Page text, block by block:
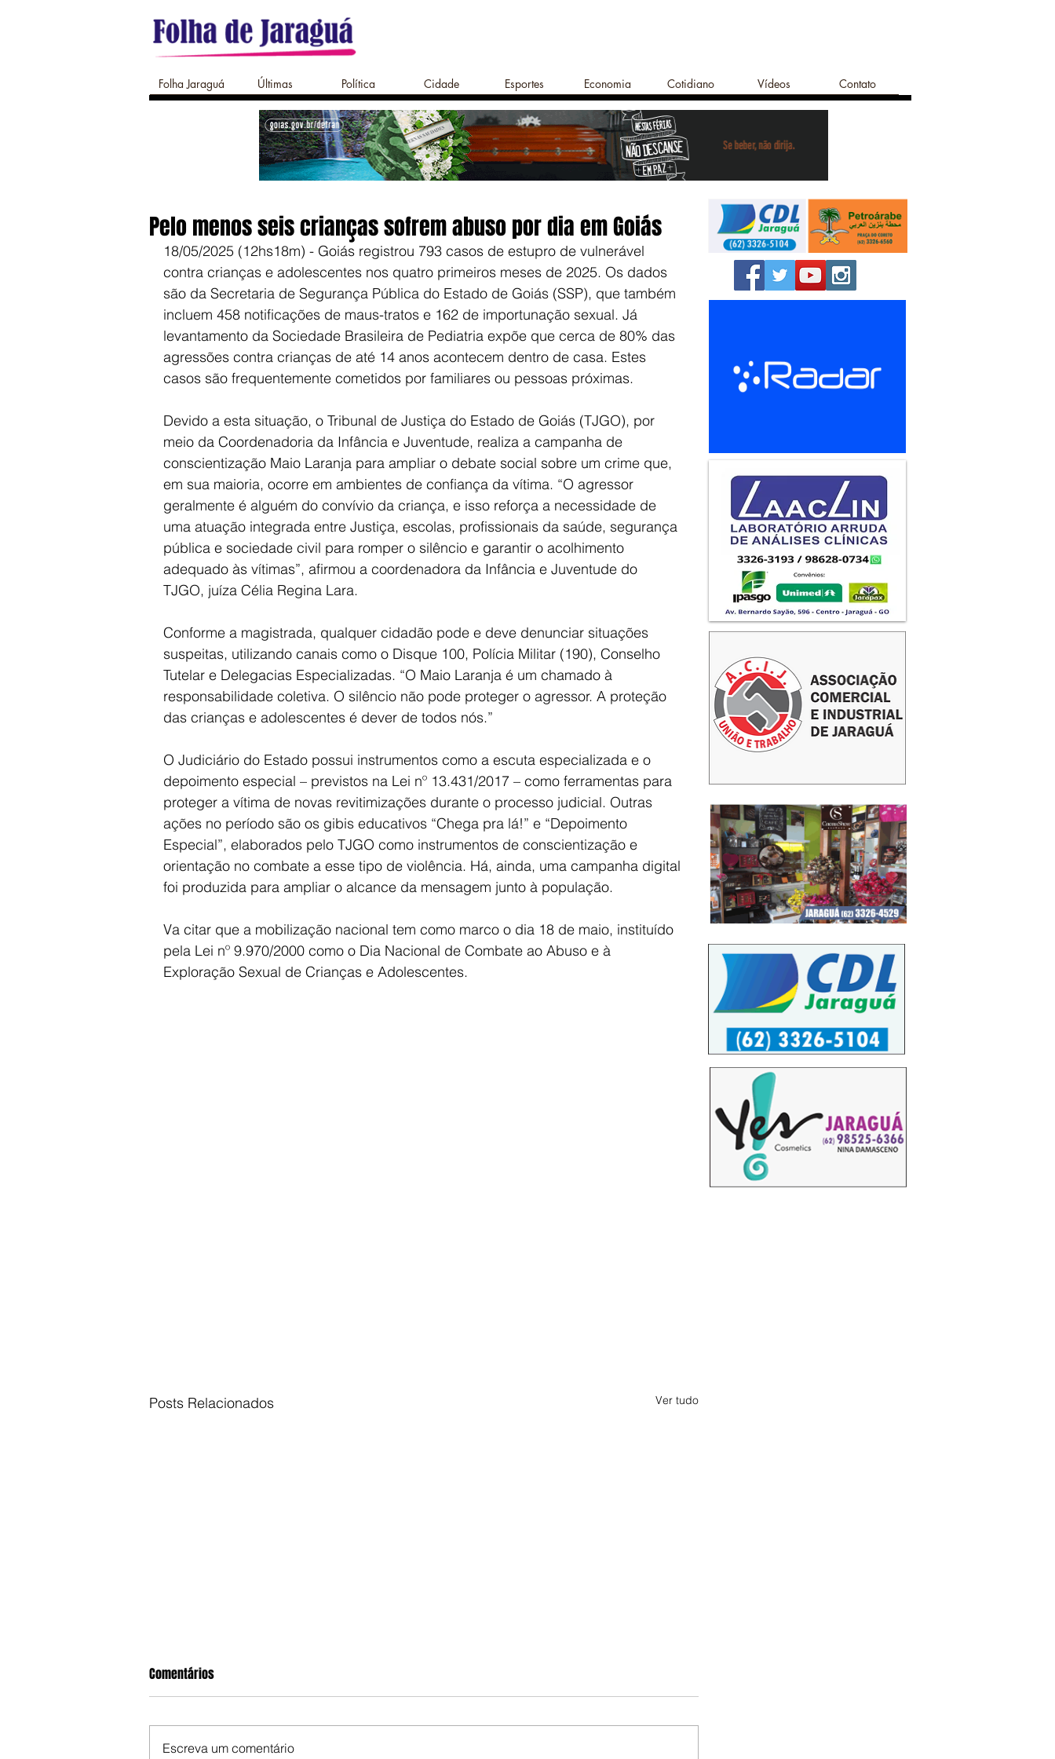
Folha Jaraguá Últimas Política Cidade Esportes Economia Cotidiano Vídeos Contato
Pelo menos seis crianças sofrem abuso por dia em Goiás
18/05/2025 (12hs18m) - Goiás registrou 793 casos de estupro de vulnerável
contra crianças e adolescentes nos quatro primeiros meses de 2025. Os dados
são da Secretaria de Segurança Pública do Estado de Goiás (SSP), que também
incluem 458 notificações de maus-tratos e 162 de importunação sexual. Já
levantamento da Sociedade Brasileira de Pediatria expõe que cerca de 80% das
agressões contra crianças de até 14 anos acontecem dentro de casa. Estes
casos são frequentemente cometidos por familiares ou pessoas próximas.
Devido a esta situação, o Tribunal de Justiça do Estado de Goiás (TJGO), por
meio da Coordenadoria da Infância e Juventude, realiza a campanha de
conscientização Maio Laranja para ampliar o debate social sobre um crime que,
em sua maioria, ocorre em ambientes de confiança da vítima. “O agressor
geralmente é alguém do convívio da criança, e isso reforça a necessidade de
uma atuação integrada entre Justiça, escolas, profissionais da saúde, segurança
pública e sociedade civil para romper o silêncio e garantir o acolhimento
adequado às vítimas”, afirmou a coordenadora da Infância e Juventude do
TJGO, juíza Célia Regina Lara.
Conforme a magistrada, qualquer cidadão pode e deve denunciar situações
suspeitas, utilizando canais como o Disque 100, Polícia Militar (190), Conselho
Tutelar e Delegacias Especializadas. “O Maio Laranja é um chamado à
responsabilidade coletiva. O silêncio não pode proteger o agressor. A proteção
das crianças e adolescentes é dever de todos nós.”
O Judiciário do Estado possui instrumentos como a escuta especializada e o
depoimento especial – previstos na Lei nº 13.431/2017 – como ferramentas para
proteger a vítima de novas revitimizações durante o processo judicial. Outras
ações no período são os gibis educativos “Chega pra lá!” e “Depoimento
Especial”, elaborados pelo TJGO como instrumentos de conscientização e
orientação no combate a esse tipo de violência. Há, ainda, uma campanha digital
foi produzida para ampliar o alcance da mensagem junto à população.
Va citar que a mobilização nacional tem como marco o dia 18 de maio, instituído
pela Lei nº 9.970/2000 como o Dia Nacional de Combate ao Abuso e à
Exploração Sexual de Crianças e Adolescentes.
Posts Relacionados Ver tudo
Comentários
Escreva um comentário